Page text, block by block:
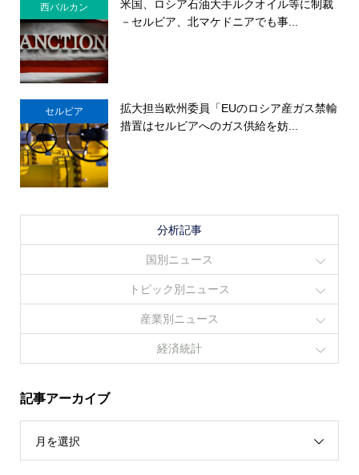
西バルカン
米国、ロシア石油大手ルクオイル等に制裁
－セルビア、北マケドニアでも事...
セルビア
拡大担当欧州委員「EUのロシア産ガス禁輸
措置はセルビアへのガス供給を妨...
分析記事
国別ニュース
トピック別ニュース
産業別ニュース
経済統計
記事アーカイブ
月を選択